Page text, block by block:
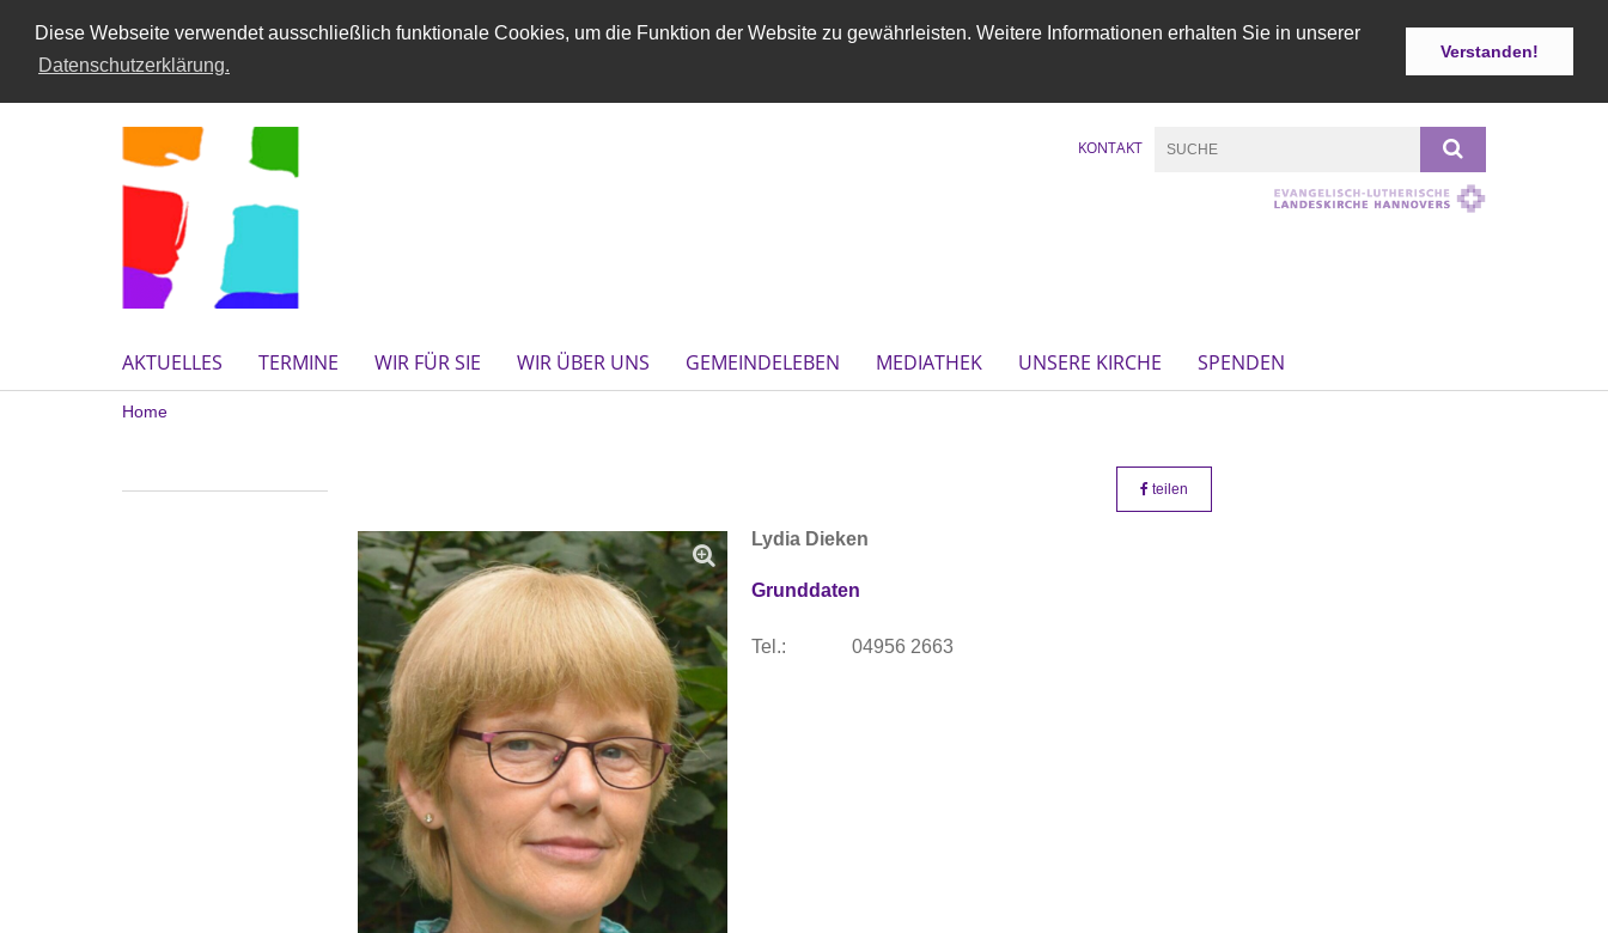
Diese Webseite verwendet ausschließlich funktionale Cookies, um die Funktion der Website zu gewährleisten. Weitere Informationen erhalten Sie in unserer
Datenschutzerklärung.
Verstanden!
KONTAKT
AKTUELLES TERMINE WIR FÜR SIE WIR ÜBER UNS GEMEINDELEBEN MEDIATHEK UNSERE KIRCHE SPENDEN
Home
teilen
Lydia Dieken
Grunddaten
Tel.: 04956 2663